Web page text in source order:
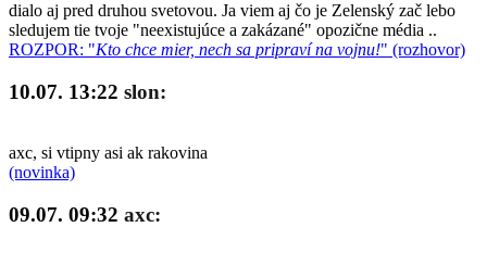
dialo aj pred druhou svetovou. Ja viem aj čo je Zelenský zač lebo
sledujem tie tvoje "neexistujúce a zakázané" opozične média ..
ROZPOR: "Kto chce mier, nech sa pripraví na vojnu!" (rozhovor)
10.07. 13:22 slon:
axc, si vtipny asi ak rakovina
(novinka)
09.07. 09:32 axc: